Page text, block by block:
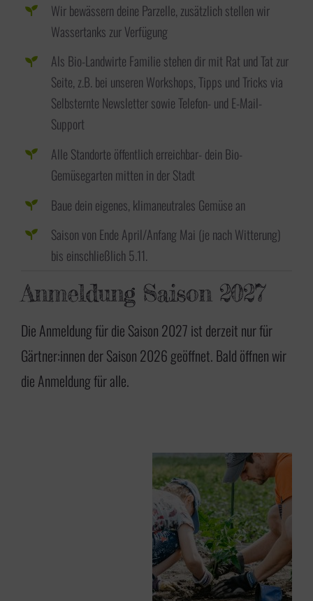
Wir bewässern deine Parzelle, zusätzlich stellen wir
Wassertanks zur Verfügung
Als Bio-Landwirte Familie stehen dir mit Rat und Tat zur
Seite, z.B. bei unseren Workshops, Tipps und Tricks via
Selbsternte Newsletter sowie Telefon- und E-Mail-
Support
Alle Standorte öffentlich erreichbar- dein Bio-
Gemüsegarten mitten in der Stadt
Baue dein eigenes, klimaneutrales Gemüse an
Saison von Ende April/Anfang Mai (je nach Witterung)
bis einschließlich 5.11.
Anmeldung Saison 2027
Die Anmeldung für die Saison 2027 ist derzeit nur für
Gärtner:innen der Saison 2026 geöffnet. Bald öffnen wir
die Anmeldung für alle.